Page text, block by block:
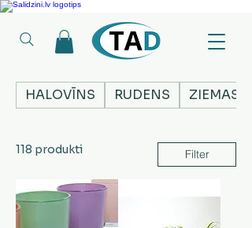
Ledusskapji, Sadzīves tehnika, Smaržas,
HALOVĪNS RUDENS
118 produkti Filter